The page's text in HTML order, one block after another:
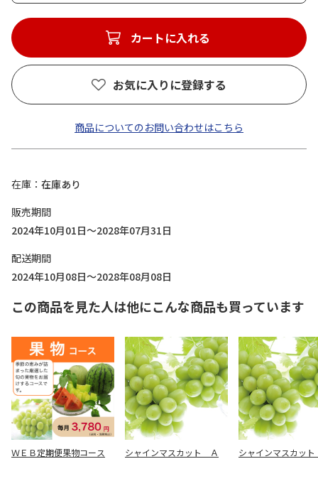
カートに入れる
お気に入りに登録する
商品についてのお問い合わせはこちら
在庫
在庫あり
販売期間
2024年10月01日～2028年07月31日
配送期間
2024年10月08日～2028年08月08日
この商品を見た人は他にこんな商品も買っています
ＷＥＢ定期便果物コース シャインマスカット Ａ シャインマスカッ